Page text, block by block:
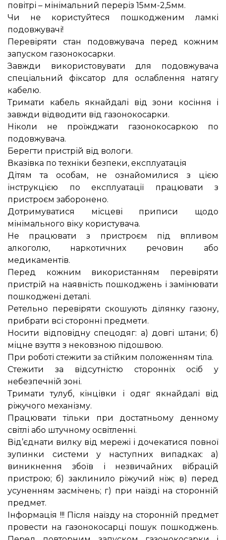
повітрі – мінімальний переріз 15мм-2,5мм.
Чи не користуйтеся пошкодженим ламкі
подовжувачі!
Перевіряти стан подовжувача перед кожним
запуском газонокосарки.
Завжди використовувати для подовжувача
спеціальний фіксатор для ослаблення натягу
кабелю.
Тримати кабель якнайдалі від зони косіння і
завжди відводити від газонокосарки.
Ніколи не проїжджати газонокосаркою по
подовжувача.
Берегти пристрій від вологи.
Вказівка по техніки безпеки, експлуатація
Дітям та особам, не ознайомилися з цією
інструкцією по експлуатації працювати з
пристроєм заборонено.
Дотримуватися місцеві приписи щодо
мінімального віку користувача.
Не працювати з пристроєм під впливом
алкоголю, наркотичних речовин або
медикаментів.
Перед кожним використанням перевіряти
пристрій на наявність пошкоджень і замінювати
пошкоджені деталі.
Ретельно перевіряти скошують ділянку газону,
прибрати всі сторонні предмети.
Носити відповідну спецодяг: а) довгі штани; б)
міцне взуття з нековзною підошвою.
При роботі стежити за стійким положенням тіла.
Стежити за відсутністю сторонніх осіб у
небезпечній зоні.
Тримати тулуб, кінцівки і одяг якнайдалі від
ріжучого механізму.
Працювати тільки при достатньому денному
світлі або штучному освітленні.
Від’єднати вилку від мережі і дочекатися повної
зупинки системи у наступних випадках: а)
виникнення збоїв і незвичайних вібрацій
пристрою; б) заклинило ріжучий ніж; в) перед
усуненням засмічень; г) при наїзді на сторонній
предмет.
Інформація !!! Після наїзду на сторонній предмет
провести на газонокосарці пошук пошкоджень.